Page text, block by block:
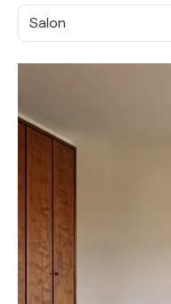
Salon